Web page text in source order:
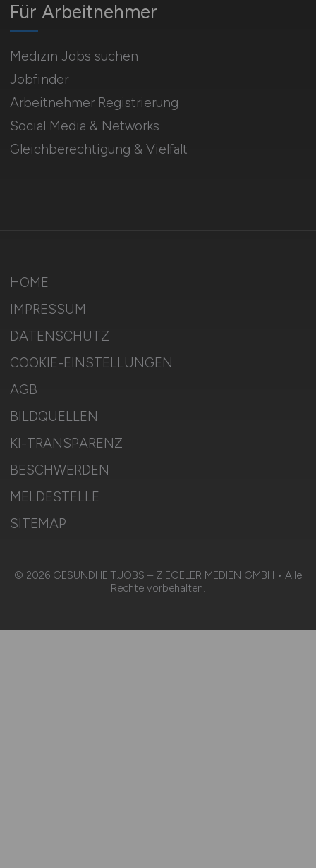
Für Arbeitnehmer
Medizin Jobs suchen
Jobfinder
Arbeitnehmer Registrierung
Social Media & Networks
Gleichberechtigung & Vielfalt
HOME
IMPRESSUM
DATENSCHUTZ
COOKIE-EINSTELLUNGEN
AGB
BILDQUELLEN
KI-TRANSPARENZ
BESCHWERDEN
MELDESTELLE
SITEMAP
© 2026 GESUNDHEIT.JOBS – ZIEGELER MEDIEN GMBH • Alle
Rechte vorbehalten.